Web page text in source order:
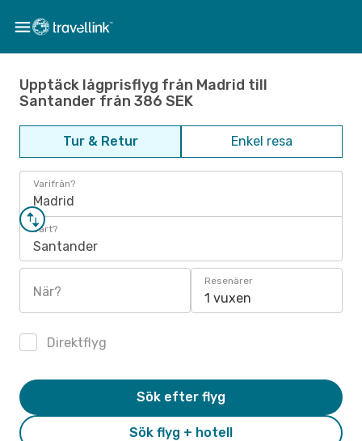
Upptäck lågprisflyg från Madrid till
Santander från 386 SEK
Tur & Retur Enkel resa
Varifrån?
Madrid
Vart?
Santander
När?
Resenärer
1 vuxen
Direktflyg
Sök flyg + hotell
Sök efter flyg